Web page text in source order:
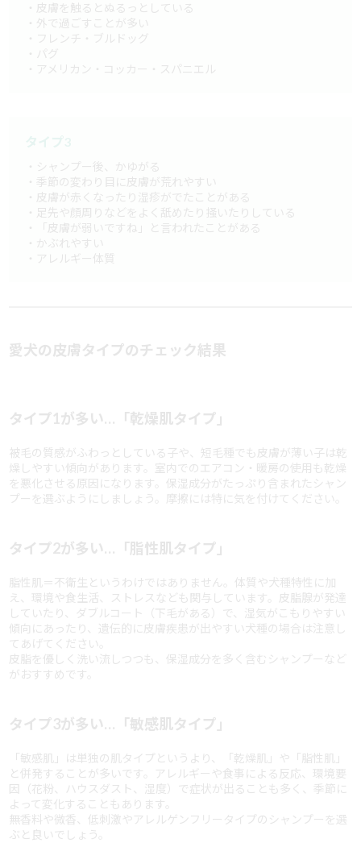
・皮膚を触るとぬるっとしている
・外で過ごすことが多い
・フレンチ・ブルドッグ
・パグ
・アメリカン・コッカー・スパニエル
・シャンプー後、かゆがる
・季節の変わり目に皮膚が荒れやすい
・皮膚が赤くなったり湿疹がでたことがある
・足先や顔周りなどをよく舐めたり掻いたりしている
・「皮膚が弱いですね」と言われたことがある
・かぶれやすい
・アレルギー体質
愛犬の皮膚タイプのチェック結果
タイプ1が多い…「乾燥肌タイプ」
被毛の質感がふわっとしている子や、短毛種でも皮膚が薄い子は乾
燥しやすい傾向があります。室内でのエアコン・暖房の使用も乾燥
を悪化させる原因になります。保湿成分がたっぷり含まれたシャン
プーを選ぶようにしましょう。摩擦には特に気を付けてください。
タイプ2が多い…「脂性肌タイプ」
脂性肌＝不衛生というわけではありません。体質や犬種特性に加
え、環境や食生活、ストレスなども関与しています。皮脂腺が発達
していたり、ダブルコート（下毛がある）で、湿気がこもりやすい
傾向にあったり、遺伝的に皮膚疾患が出やすい犬種の場合は注意し
てあげてください。
皮脂を優しく洗い流しつつも、保湿成分を多く含むシャンプーなど
がおすすめです。
タイプ3が多い…「敏感肌タイプ」
「敏感肌」は単独の肌タイプというより、「乾燥肌」や「脂性肌」
と併発することが多いです。アレルギーや食事による反応、環境要
因（花粉、ハウスダスト、湿度）で症状が出ることも多く、季節に
よって変化することもあります。
無香料や微香、低刺激やアレルゲンフリータイプのシャンプーを選
ぶと良いでしょう。